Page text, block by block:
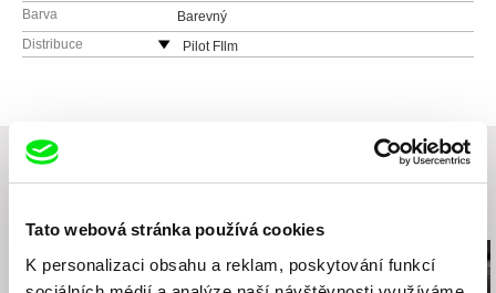
Tato webová stránka používá cookies
K personalizaci obsahu a reklam, poskytování funkcí
Barva
Barevný
Distribuce
Pilot FIlm